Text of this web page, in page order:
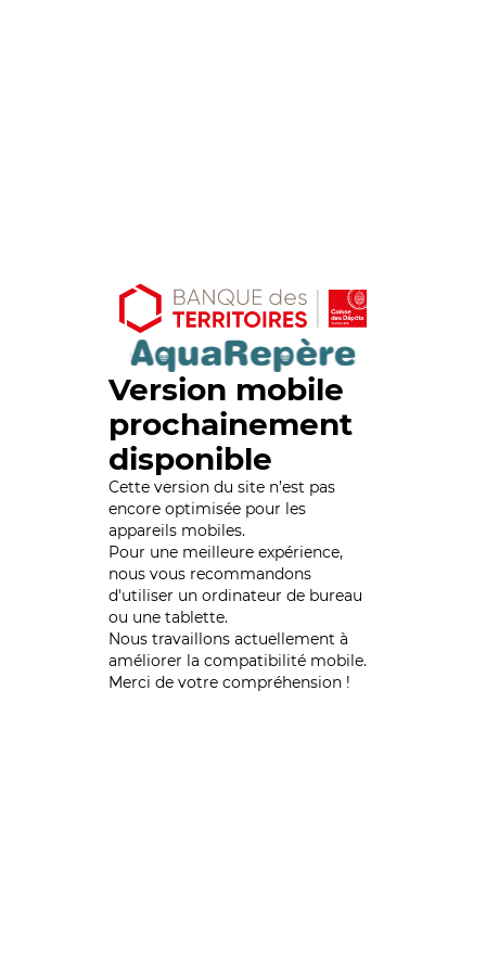
Version mobile
prochainement
disponible
Cette version du site n’est pas
encore optimisée pour les
appareils mobiles.
Pour une meilleure expérience,
nous vous recommandons
d'utiliser un ordinateur de bureau
ou une tablette.
Nous travaillons actuellement à
améliorer la compatibilité mobile.
Merci de votre compréhension !